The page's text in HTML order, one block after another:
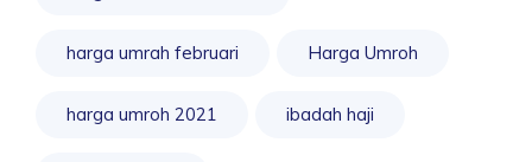
harga umrah februari Harga Umroh
harga umroh 2021 ibadah haji